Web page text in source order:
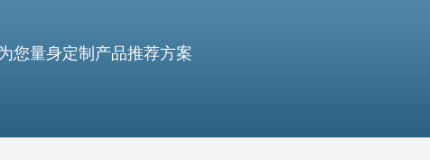
您量身定制产品推荐方案